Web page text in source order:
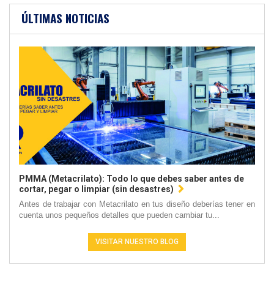
ÚLTIMAS NOTICIAS
PMMA (Metacrilato): Todo lo que debes saber antes de
cortar, pegar o limpiar (sin desastres)
Antes de trabajar con Metacrilato en tus diseño deberías tener en
cuenta unos pequeños detalles que pueden cambiar tu...
VISITAR NUESTRO BLOG